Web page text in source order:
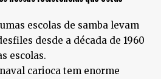
escolas de samba levam
desde a década de 1960
escolas.
carioca tem enorme